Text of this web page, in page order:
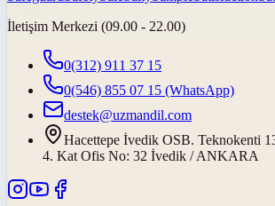
İletişim Merkezi (09.00 - 22.00)
0(312) 911 37 15
0(546) 855 07 15 (WhatsApp)
destek@uzmandil.com
Hacettepe İvedik OSB. Teknokenti
4. Kat Ofis No: 32 İvedik / ANKARA